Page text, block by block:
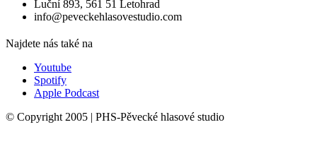
Luční 893, 561 51 Letohrad
info@peveckehlasovestudio.com
Najdete nás také na
Youtube
Spotify
Apple Podcast
© Copyright 2005 | PHS-Pěvecké hlasové studio